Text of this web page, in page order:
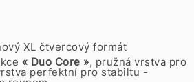
XL čtvercový formát
« Duo Core », pružná vrstva pro
perfektní pro stabiltu -